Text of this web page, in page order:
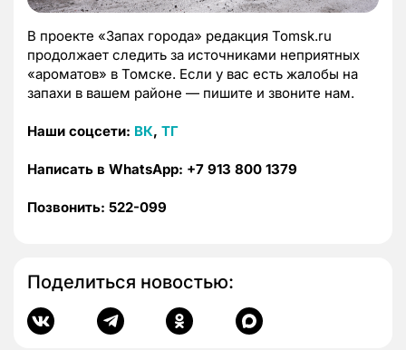
В проекте «Запах города» редакция Tomsk.ru
продолжает следить за источниками неприятных
«ароматов» в Томске. Если у вас есть жалобы на
запахи в вашем районе — пишите и звоните нам.
Наши соцсети: ВК, ТГ
Написать в WhatsApp: +7 913 800 1379
Позвонить: 522-099
Поделиться новостью: